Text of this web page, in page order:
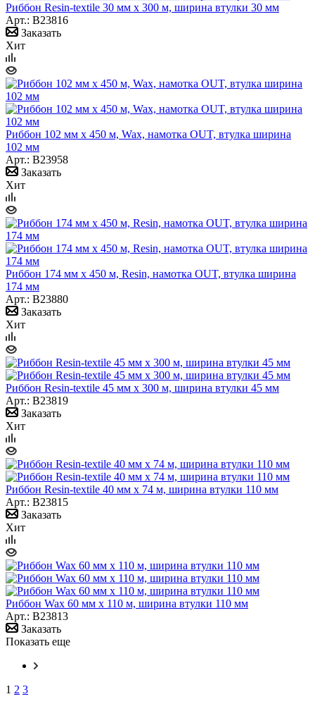
Риббон Resin-textile 30 мм х 300 м, ширина втулки 30 мм
Арт.: B23816
Заказать
Хит
Риббон 102 мм х 450 м, Wax, намотка OUT, втулка ширина
102 мм
Арт.: B23958
Заказать
Хит
Риббон 174 мм х 450 м, Resin, намотка OUT, втулка ширина
174 мм
Арт.: B23880
Заказать
Хит
Риббон Resin-textile 45 мм х 300 м, ширина втулки 45 мм
Арт.: B23819
Заказать
Хит
Риббон Resin-textile 40 мм х 74 м, ширина втулки 110 мм
Арт.: B23815
Заказать
Хит
Риббон Wax 60 мм х 110 м, ширина втулки 110 мм
Арт.: B23813
Заказать
Показать еще
1 2 3